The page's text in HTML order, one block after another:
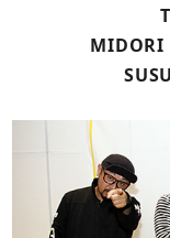
MIDORI